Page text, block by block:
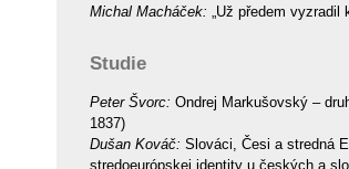
Michal Macháček: „Už předem
Studie
Peter Švorc: Ondrej Markušovský –
1837)
Dušan Kováč: Slováci, Česi a stredná
stredoeurópskej identity u českých a